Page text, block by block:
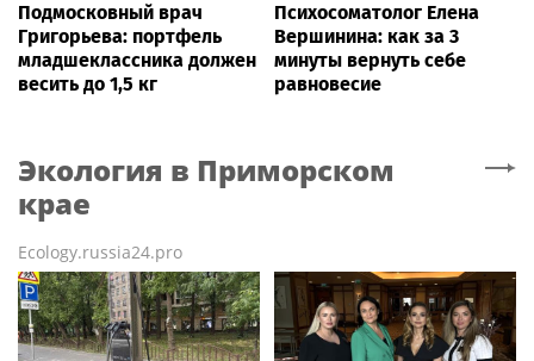
Подмосковный врач
Григорьева: портфель
младшеклассника должен
весить до 1,5 кг
Психосоматолог Елена
Вершинина: как за 3
минуты вернуть себе
равновесие
Экология в Приморском
крае
Ecology.russia24.pro